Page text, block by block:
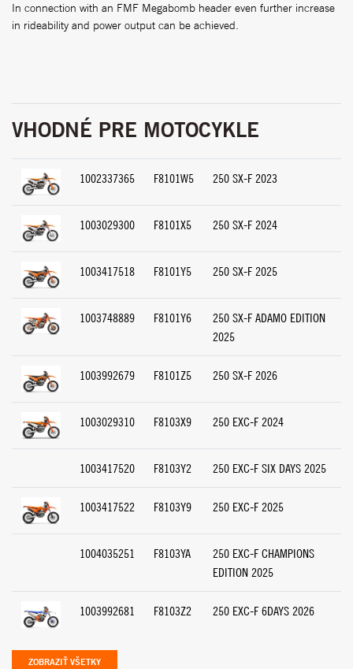
In connection with an FMF Megabomb header even further increase
in rideability and power output can be achieved.
VHODNÉ PRE MOTOCYKLE
1002337365 F8101W5 250 SX-F 2023
1003029300 F8101X5 250 SX-F 2024
1003417518 F8101Y5 250 SX-F 2025
1003748889 F8101Y6
250 SX-F ADAMO EDITION
2025
1003992679 F8101Z5 250 SX-F 2026
1003029310 F8103X9 250 EXC-F 2024
1003417520 F8103Y2 250 EXC-F SIX DAYS 2025
1003417522 F8103Y9 250 EXC-F 2025
1004035251 F8103YA
250 EXC-F CHAMPIONS
EDITION 2025
1003992681 F8103Z2 250 EXC-F 6DAYS 2026
ZOBRAZIŤ VŠETKY